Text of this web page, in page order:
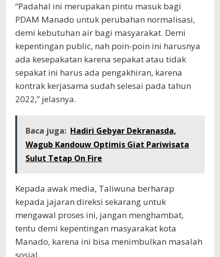
“Padahal ini merupakan pintu masuk bagi
PDAM Manado untuk perubahan normalisasi,
demi kebutuhan air bagi masyarakat. Demi
kepentingan public, nah poin-poin ini harusnya
ada kesepakatan karena sepakat atau tidak
sepakat ini harus ada pengakhiran, karena
kontrak kerjasama sudah selesai pada tahun
2022,” jelasnya.
Baca juga: Hadiri Gebyar Dekranasda,
Wagub Kandouw Optimis Giat Pariwisata
Sulut Tetap On Fire
Kepada awak media, Taliwuna berharap
kepada jajaran direksi sekarang untuk
mengawal proses ini, jangan menghambat,
tentu demi kepentingan masyarakat kota
Manado, karena ini bisa menimbulkan masalah